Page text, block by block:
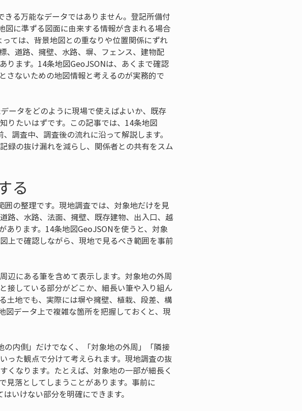
る万能なデータではありません。登記所備付
に準ずる図面に由来する情報が含まれる場合
ては、背景地図との重なりや位置関係にずれ
、道路、擁壁、水路、塀、フェンス、建物配
ります。14条地図GeoJSONは、あくまで確認
さないための地図情報と考えるのが実務的で
ータをどのように現場で使えばよいか、既存
りたいはずです。この記事では、14条地図
調査中、調査後の流れに沿って解説します。
録の抜け漏れを減らし、関係者との共有をスム
る
の整理です。現地調査では、対象地だけを見
路、水路、法面、擁壁、既存建物、出入口、越
あります。14条地図GeoJSONを使うと、対象
上で確認しながら、現地で見るべき範囲を事前
辺にある筆を含めて表示します。対象地の外周
接している部分がどこか、細長い筆や入り組ん
土地でも、実際には塀や擁壁、植栽、段差、構
図データ上で複雑な箇所を把握しておくと、現
内側」だけでなく、「対象地の外周」「隣接
った観点で分けて考えられます。現地調査の抜
くなります。たとえば、対象地の一部が細長く
見落としてしまうことがあります。事前に
いけない部分を明確にできます。